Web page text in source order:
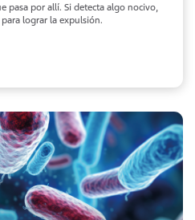
pasa por allí. Si detecta algo nocivo,
lograr la expulsión.